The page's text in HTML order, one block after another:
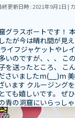
終更新日時 : 2021年9月1日
グラスボートです！
たが今は晴れ間が見
イフジャケットやレ
いのですが、、、 こ
を送ったところ、 こ
さいましたm(__)m
ます クルージング
ても嬉しいです️️。 ぜ
青の洞窟にいらっし